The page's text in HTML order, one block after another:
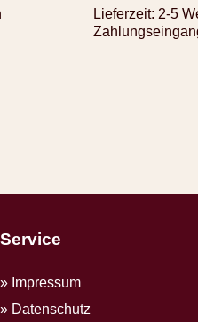
Lieferzeit: 2-5
Service
Impressum
Datenschutz